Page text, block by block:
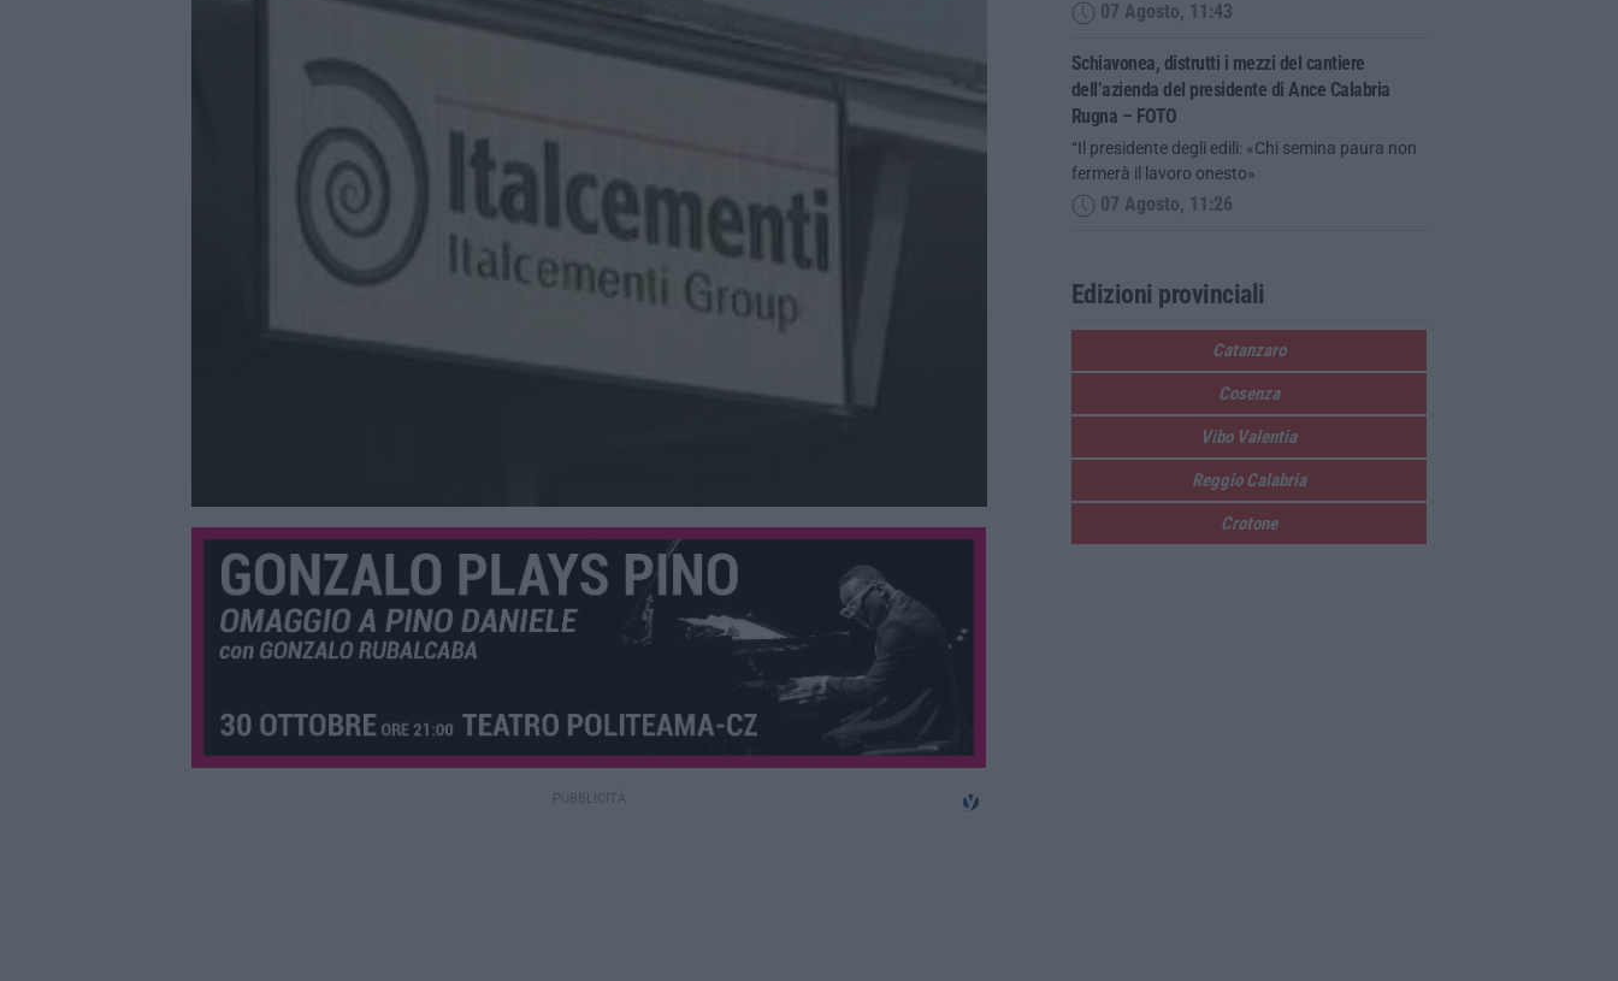
07 Agosto, 11:43
Schiavonea, distrutti i mezzi del cantiere
dell’azienda del presidente di Ance Calabria
Rugna – FOTO
“Il presidente degli edili: «Chi semina paura non
fermerà il lavoro onesto»
07 Agosto, 11:26
Edizioni provinciali
Catanzaro
Cosenza
Vibo Valentia
Reggio Calabria
Crotone